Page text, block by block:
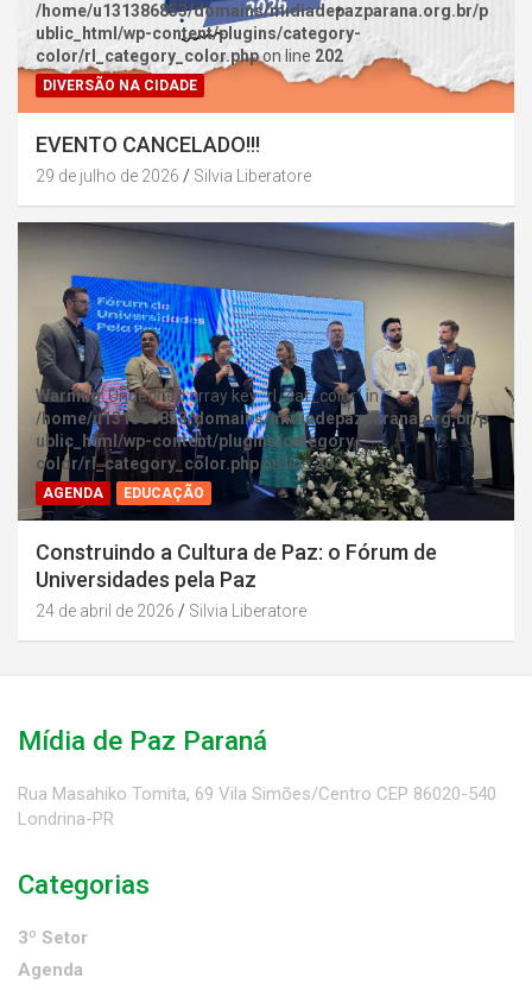
/home/u131386853/domains/midiadepazparana.org.br/p
ublic_html/wp-content/plugins/category-
color/rl_category_color.phpon line 202
DIVERSÃO NA CIDADE
EVENTO CANCELADO!!!
29 de julho de 2026 Silvia Liberatore
Warning: Undefined array key "rl_cat_color" in
/home/u131386853/domains/midiadepazparana.org.br/p
ublic_html/wp-content/plugins/category-
color/rl_category_color.phpon line202
AGENDA EDUCAÇÃO
Construindo a Cultura de Paz: o Fórum de
Universidades pela Paz
24 de abril de 2026 Silvia Liberatore
Mídia de Paz Paraná
Rua Masahiko Tomita, 69 Vila Simões/Centro CEP 86020-540
Londrina-PR
Categorias
3º Setor
Agenda